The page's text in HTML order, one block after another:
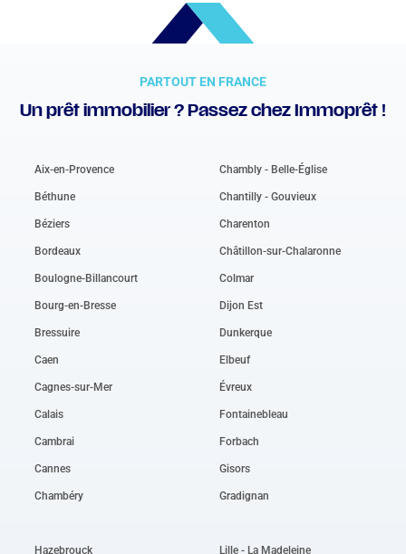
PARTOUT EN FRANCE
Un prêt immobilier ? Passez chez Immoprêt !
Aix-en-Provence
Béthune
Béziers
Bordeaux
Boulogne-Billancourt
Bourg-en-Bresse
Bressuire
Caen
Cagnes-sur-Mer
Calais
Cambrai
Cannes
Chambéry
Chambly - Belle-Église
Chantilly - Gouvieux
Charenton
Châtillon-sur-Chalaronne
Colmar
Dijon Est
Dunkerque
Elbeuf
Évreux
Fontainebleau
Forbach
Gisors
Gradignan
Hazebrouck Lille - La Madeleine